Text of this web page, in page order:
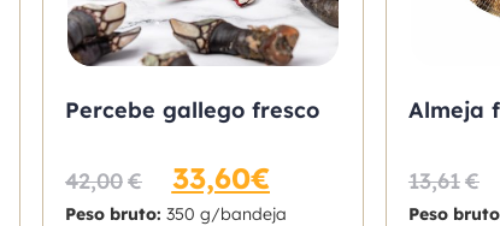
Percebe gallego fresco
42,00€ 33,60€
Peso bruto: 350 g/bandeja
Almeja
13,61€
Peso